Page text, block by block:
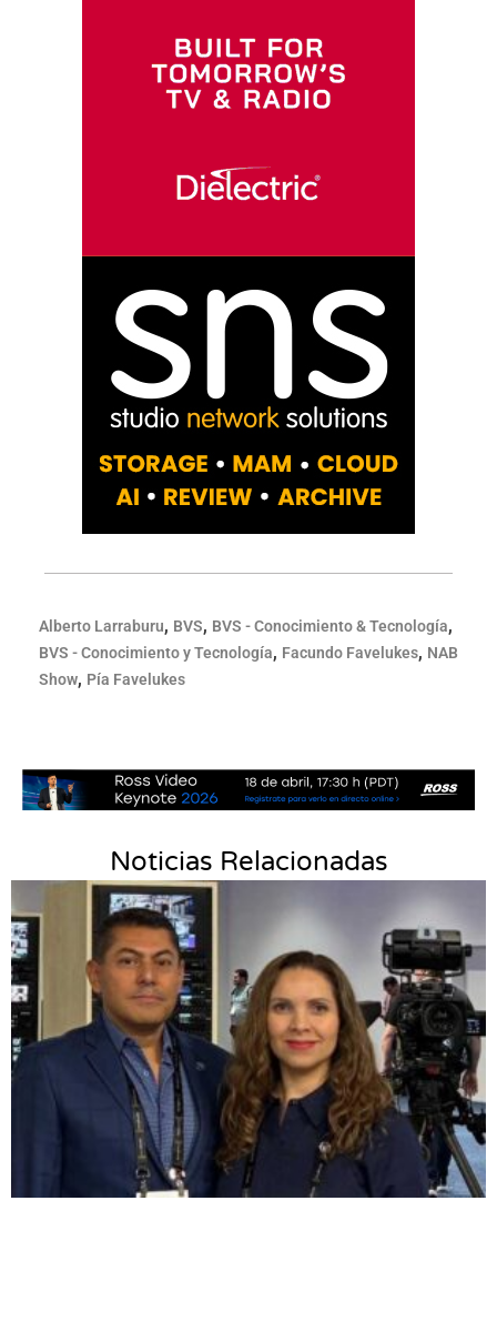
Alberto Larraburu, BVS, BVS - Conocimiento & Tecnología,
BVS - Conocimiento y Tecnología, Facundo Favelukes, NAB
Show, Pía Favelukes
Noticias Relacionadas